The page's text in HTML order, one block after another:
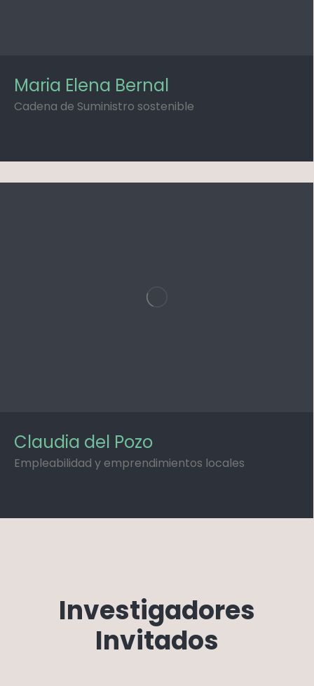
Maria Elena Bernal
Cadena de Suministro sostenible
Claudia del Pozo
Empleabilidad y emprendimientos locales
Investigadores
Invitados